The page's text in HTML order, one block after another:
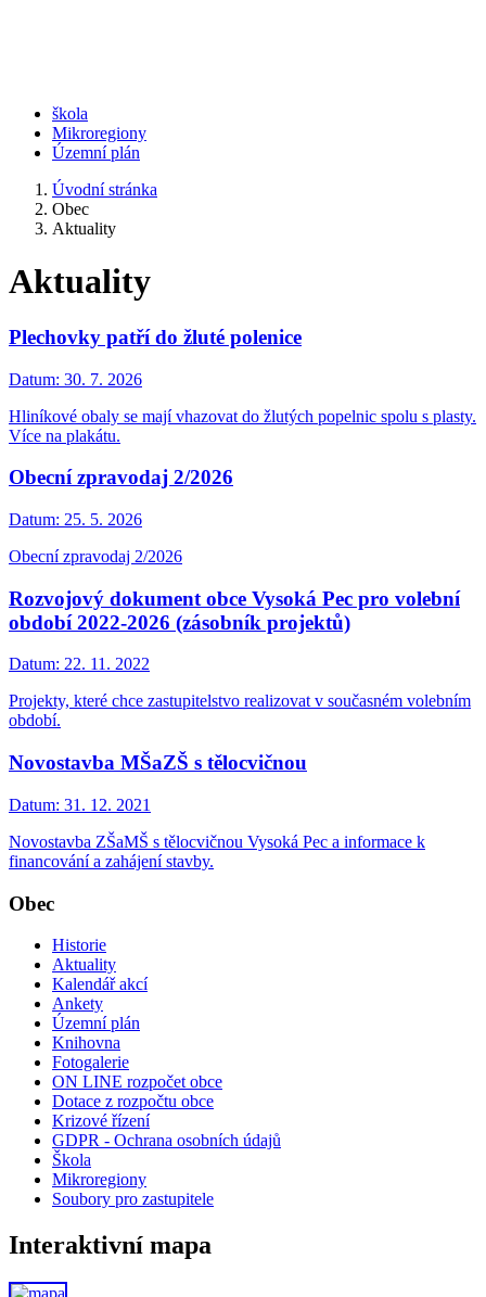
škola
Mikroregiony
Územní plán
Úvodní stránka
Obec
Aktuality
Aktuality
Plechovky patří do žluté polenice
Datum: 30. 7. 2026
Hliníkové obaly se mají vhazovat do žlutých popelnic spolu s plasty.
Více na plakátu.
Obecní zpravodaj 2/2026
Datum: 25. 5. 2026
Obecní zpravodaj 2/2026
Rozvojový dokument obce Vysoká Pec pro volební
období 2022-2026 (zásobník projektů)
Datum: 22. 11. 2022
Projekty, které chce zastupitelstvo realizovat v současném volebním
období.
Novostavba MŠaZŠ s tělocvičnou
Datum: 31. 12. 2021
Novostavba ZŠaMŠ s tělocvičnou Vysoká Pec a informace k
financování a zahájení stavby.
Obec
Historie
Aktuality
Kalendář akcí
Ankety
Územní plán
Knihovna
Fotogalerie
ON LINE rozpočet obce
Dotace z rozpočtu obce
Krizové řízení
GDPR - Ochrana osobních údajů
Škola
Mikroregiony
Soubory pro zastupitele
Interaktivní mapa